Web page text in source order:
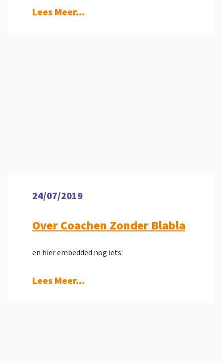
Lees Meer...
24/07/2019
Over Coachen Zonder Blabla
en hier embedded nog iets:
Lees Meer...